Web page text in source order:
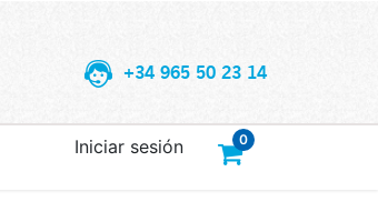
+34 965 50 23 14
0
Iniciar sesión